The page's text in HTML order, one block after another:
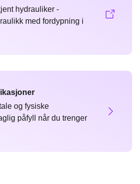
hydrauliker -
med fordypning i
og fysiske
påfyll når du trenger